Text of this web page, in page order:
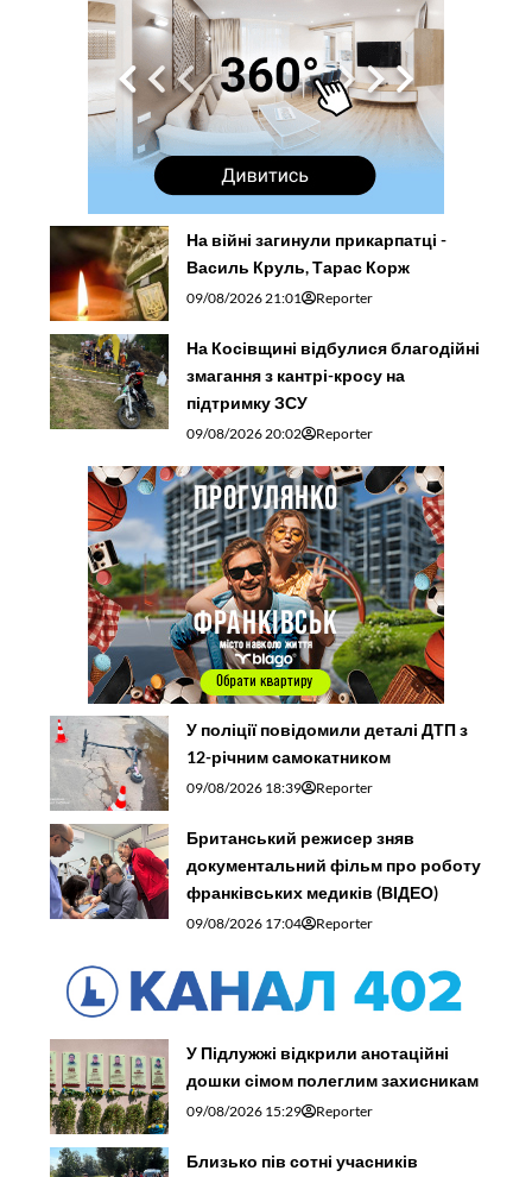
На війні загинули прикарпатці -
Василь Круль, Тарас Корж
09/08/2026 21:01 Reporter
На Косівщині відбулися благодійні
змагання з кантрі-кросу на
підтримку ЗСУ
09/08/2026 20:02 Reporter
У поліції повідомили деталі ДТП з
12-річним самокатником
09/08/2026 18:39 Reporter
Британський режисер зняв
документальний фільм про роботу
франківських медиків (ВІДЕО)
09/08/2026 17:04 Reporter
У Підлужжі відкрили анотаційні
дошки сімом полеглим захисникам
09/08/2026 15:29 Reporter
Близько пів сотні учасників